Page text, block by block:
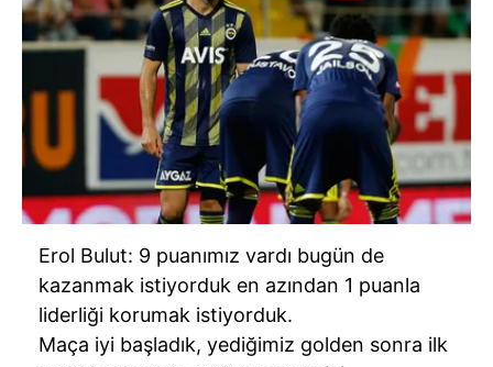
Erol Bulut: 9 puanımız vardı bugün de
kazanmak istiyorduk en azından 1 puanla
liderliği korumak istiyorduk.
Maça iyi başladık, yediğimiz golden sonra ilk